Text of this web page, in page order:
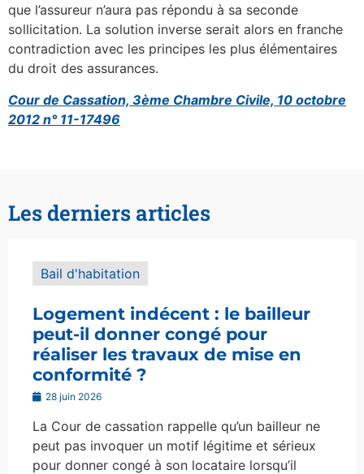
que l’assureur n’aura pas répondu à sa seconde
sollicitation. La solution inverse serait alors en franche
contradiction avec les principes les plus élémentaires
du droit des assurances.
Cour de Cassation, 3ème Chambre Civile, 10 octobre
2012 n° 11-17496
Les derniers articles
Bail d'habitation
Logement indécent : le bailleur
peut-il donner congé pour
réaliser les travaux de mise en
conformité ?
28 juin 2026
La Cour de cassation rappelle qu’un bailleur ne
peut pas invoquer un motif légitime et sérieux
pour donner congé à son locataire lorsqu’il